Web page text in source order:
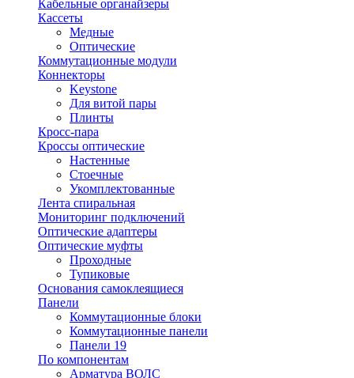
Кабельные органайзеры
Кассеты
Медные
Оптические
Коммутационные модули
Коннекторы
Keystone
Для витой пары
Плинты
Кросс-пара
Кроссы оптические
Настенные
Стоечные
Укомплектованные
Лента спиральная
Мониторинг подключений
Оптические адаптеры
Оптические муфты
Проходные
Тупиковые
Основания самоклеящиеся
Панели
Коммутационные блоки
Коммутационные панели
Панели 19
По компонентам
Арматура ВОЛС